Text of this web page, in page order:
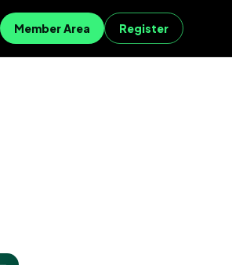
Member Area Register